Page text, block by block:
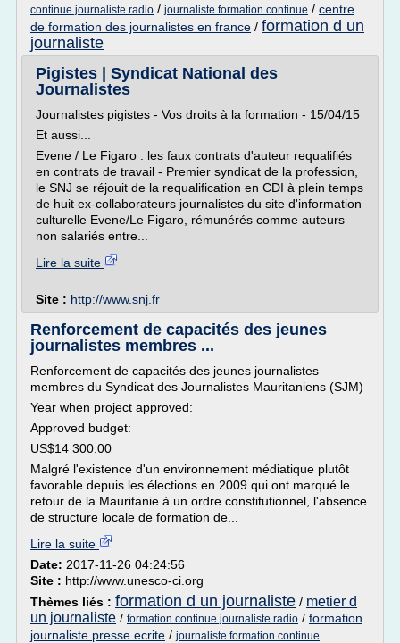
continue journaliste radio / journaliste formation continue / centre
de formation des journalistes en france / formation d un
journaliste
Pigistes | Syndicat National des
Journalistes
Journalistes pigistes - Vos droits à la formation - 15/04/15
Et aussi...
Evene / Le Figaro : les faux contrats d'auteur requalifiés
en contrats de travail - Premier syndicat de la profession,
le SNJ se réjouit de la requalification en CDI à plein temps
de huit ex-collaborateurs journalistes du site d'information
culturelle Evene/Le Figaro, rémunérés comme auteurs
non salariés entre...
Lire la suite
Site : http://www.snj.fr
Renforcement de capacités des jeunes
journalistes membres ...
Renforcement de capacités des jeunes journalistes
membres du Syndicat des Journalistes Mauritaniens (SJM)
Year when project approved:
Approved budget:
US$14 300.00
Malgré l'existence d'un environnement médiatique plutôt
favorable depuis les élections en 2009 qui ont marqué le
retour de la Mauritanie à un ordre constitutionnel, l'absence
de structure locale de formation de...
Lire la suite
Date: 2017-11-26 04:24:56
Site : http://www.unesco-ci.org
Thèmes liés : formation d un journaliste / metier d
un journaliste / formation continue journaliste radio / formation
journaliste presse ecrite / journaliste formation continue